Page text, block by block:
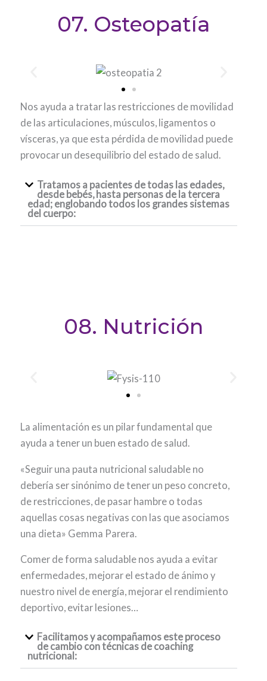
07. Osteopatía
Nos ayuda a tratar las restricciones de movilidad
de las articulaciones, músculos, ligamentos o
vísceras, ya que esta pérdida de movilidad puede
provocar un desequilibrio del estado de salud.
Tratamos a pacientes de todas las edades,
desde bebés, hasta personas de la tercera
edad; englobando todos los grandes sistemas
del cuerpo:
08. Nutrición
La alimentación es un pilar fundamental que
ayuda a tener un buen estado de salud.
«Seguir una pauta nutricional saludable no
debería ser sinónimo de tener un peso concreto,
de restricciones, de pasar hambre o todas
aquellas cosas negativas con las que asociamos
una dieta» Gemma Parera.
Comer de forma saludable nos ayuda a evitar
enfermedades, mejorar el estado de ánimo y
nuestro nivel de energía, mejorar el rendimiento
deportivo, evitar lesiones…
Facilitamos y acompañamos este proceso
de cambio con técnicas de coaching
nutricional: